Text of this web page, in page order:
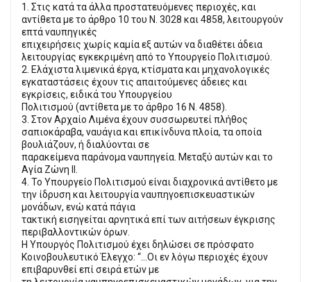
1. Στις κατά τα άλλα προστατευόμενες περιοχές, και
αντίθετα με το άρθρο 10 του Ν. 3028 και 4858, λειτουργούν
επτά ναυπηγικές
επιχειρήσεις χωρίς καμία εξ αυτών να διαθέτει άδεια
λειτουργίας εγκεκριμένη από το Υπουργείο Πολιτισμού.
2. Ελάχιστα λιμενικά έργα, κτίσματα και μηχανολογικές
εγκαταστάσεις έχουν τις απαιτούμενες άδειες και
εγκρίσεις, ειδικά του Υπουργείου
Πολιτισμού (αντίθετα με το άρθρο 16 Ν. 4858).
3. Στον Αρχαίο Λιμένα έχουν συσσωρευτεί πλήθος
σαπιοκάραβα, ναυάγια και επικίνδυνα πλοία, τα οποία
βουλιάζουν, ή διαλύονται σε
παρακείμενα παράνομα ναυπηγεία. Μεταξύ αυτών και το
Αγία Ζώνη ΙΙ.
4. Το Υπουργείο Πολιτισμού είναι διαχρονικά αντίθετο με
την ίδρυση και λειτουργία ναυπηγοεπισκευαστικών
μονάδων, ενώ κατά πάγια
τακτική εισηγείται αρνητικά επί των αιτήσεων έγκρισης
περιβαλλοντικών όρων.
Η Υπουργός Πολιτισμού έχει δηλώσει σε πρόσφατο
Κοινοβουλευτικό Έλεγχο: “...Οι εν λόγω περιοχές έχουν
επιβαρυνθεί επί σειρά ετών με